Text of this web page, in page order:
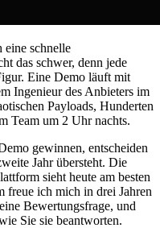
eine schnelle
das schwer, denn jede
Eine Demo läuft mit
Ingenieur des Anbieters im
Payloads, Hunderten
Team um 2 Uhr nachts.
gewinnen, entscheiden
Jahr übersteht. Die
sieht heute am besten
freue ich mich in drei Jahren
Bewertungsfrage, und
Sie sie beantworten.